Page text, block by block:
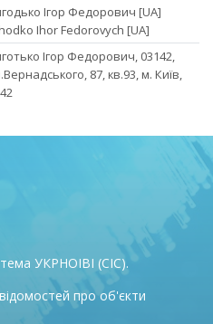
Ігор Федорович [UA]
Ihor Fedorovych [UA]
Ігор Федорович, 03142,
87, кв.93, м. Київ,
УКРНОІВІ (СІС).
про об'єкти